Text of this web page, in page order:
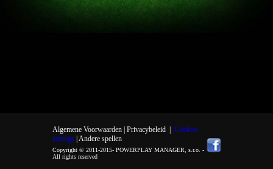
Algemene Voorwaarden | Privacybeleid| Cookies
settings | Andere spellen
Copyright © 2011-2015- POWERPLAY MANAGER, s.r.o. -
All rights reserved